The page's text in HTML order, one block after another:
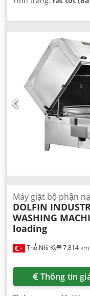
Thổ Nhĩ Kỳ 7.814 km
Máy giặt bộ phận
DOLFIN
WASHING
loading
Thông tin